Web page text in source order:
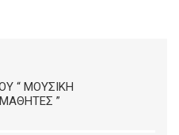
“ MΟΥΣΙΚΗ
”